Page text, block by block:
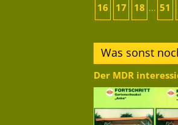
16 17 18 ... 51
Was sonst
Der MDR